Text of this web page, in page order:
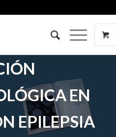
EN
EPILEPSIA